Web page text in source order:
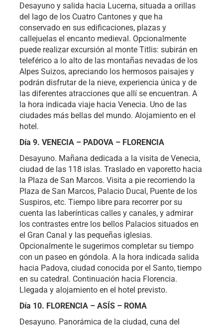
Desayuno y salida hacia Lucerna, situada a orillas
del lago de los Cuatro Cantones y que ha
conservado en sus edificaciones, plazas y
callejuelas el encanto medieval. Opcionalmente
puede realizar excursión al monte Titlis: subirán en
teleférico a lo alto de las montañas nevadas de los
Alpes Suizos, apreciando los hermosos paisajes y
podrán disfrutar de la nieve, experiencia única y de
las diferentes atracciones que allí se encuentran. A
la hora indicada viaje hacia Venecia. Uno de las
ciudades más bellas del mundo. Alojamiento en el
hotel.
Día 9. VENECIA – PADOVA – FLORENCIA
Desayuno. Mañana dedicada a la visita de Venecia,
ciudad de las 118 islas. Traslado en vaporetto hacia
la Plaza de San Marcos. Visita a pie recorriendo la
Plaza de San Marcos, Palacio Ducal, Puente de los
Suspiros, etc. Tiempo libre para recorrer por su
cuenta las laberínticas calles y canales, y admirar
los contrastes entre los bellos Palacios situados en
el Gran Canal y las pequeñas iglesias.
Opcionalmente le sugerimos completar su tiempo
con un paseo en góndola. A la hora indicada salida
hacia Padova, ciudad conocida por el Santo, tiempo
en su catedral. Continuación hacia Florencia.
Llegada y alojamiento en el hotel previsto.
Día 10. FLORENCIA – ASÍS – ROMA
Desayuno. Panorámica de la ciudad, cuna del